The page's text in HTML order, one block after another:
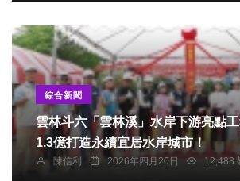
綜合新聞
雲林斗六「雲林溪」水岸下游亮點
1.3億打造永續宜居水岸城市！
陳信利 2026年四月20日 12,483